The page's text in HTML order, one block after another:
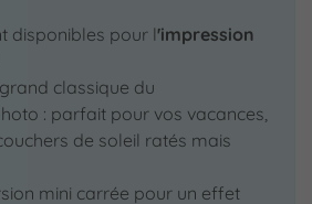
disponibles pour l'impression
grand classique du
: parfait pour vos vacances,
de soleil ratés mais
mini carrée pour un effet